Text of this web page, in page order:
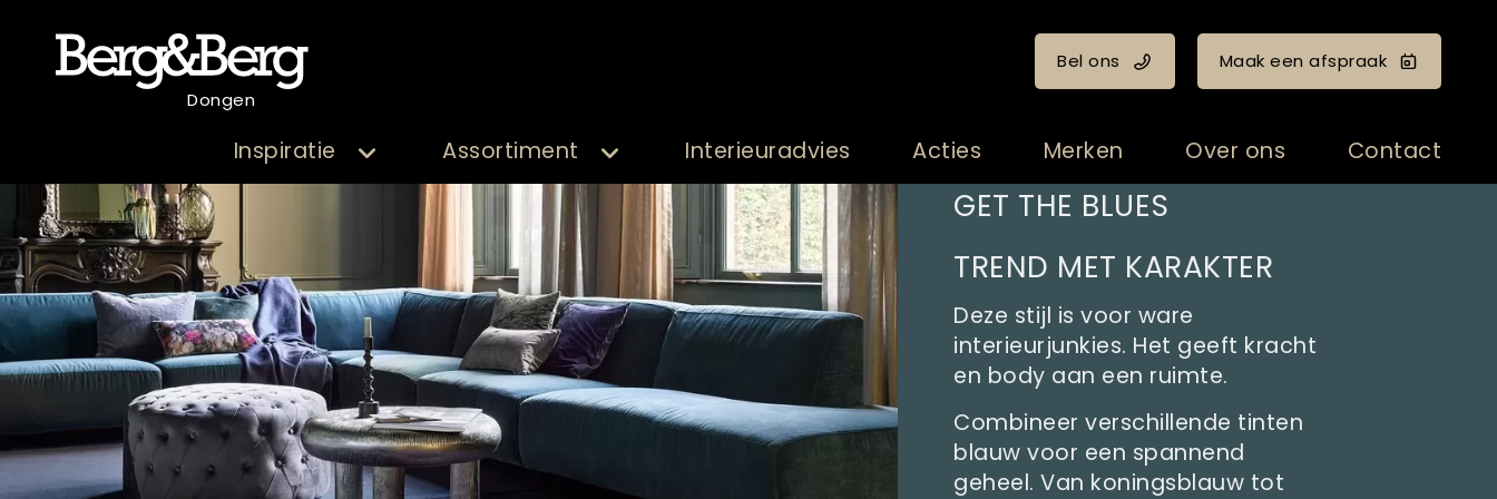
Dongen
Bel ons Maak een afspraak
Inspiratie Assortiment Interieuradvies Acties Merken Over ons Contact
GET THE BLUES
TREND MET KARAKTER
Deze stijl is voor ware
interieurjunkies. Het geeft kracht
en body aan een ruimte.
Combineer verschillende tinten
blauw voor een spannend
geheel. Van koningsblauw tot